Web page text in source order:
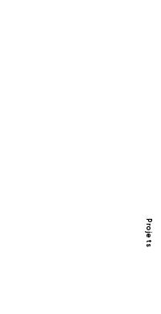
Projets